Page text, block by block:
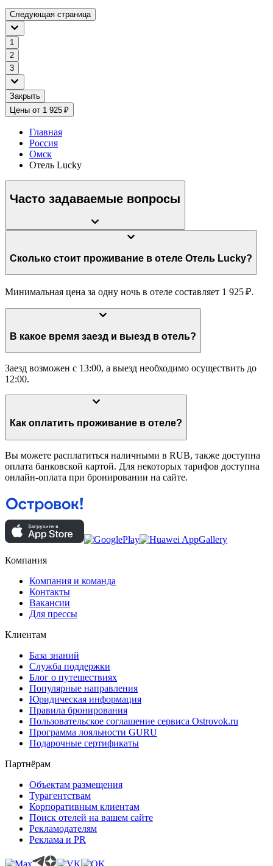
Следующая страница
1
2
3
Закрыть
Цены от 1 925 ₽
Главная
Россия
Омск
Отель Lucky
Часто задаваемые вопросы
Сколько стоит проживание в отеле Отель Lucky?
Минимальная цена за одну ночь в отеле составляет 1 925 ₽.
В какое время заезд и выезд в отель?
Заезд возможен с 13:00, а выезд необходимо осуществить до
12:00.
Как оплатить проживание в отеле?
Вы можете расплатиться наличными в RUB, также доступна
оплата банковской картой. Для некоторых тарифов доступна
онлайн-оплата при бронировании на сайте.
Компания
Компания и команда
Контакты
Вакансии
Для прессы
Клиентам
База знаний
Служба поддержки
Блог о путешествиях
Популярные направления
Юридическая информация
Правила бронирования
Пользовательское соглашение сервиса Ostrovok.ru
Программа лояльности GURU
Подарочные сертификаты
Партнёрам
Объектам размещения
Турагентствам
Корпоративным клиентам
Поиск отелей на вашем сайте
Рекламодателям
Реклама и PR